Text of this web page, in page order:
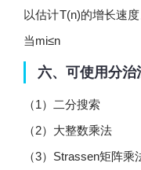
以估计T(n)的增长速
当mi≤n
六、可使用分
（1）二分搜索
（2）大整数乘法
（3）Strassen矩阵乘